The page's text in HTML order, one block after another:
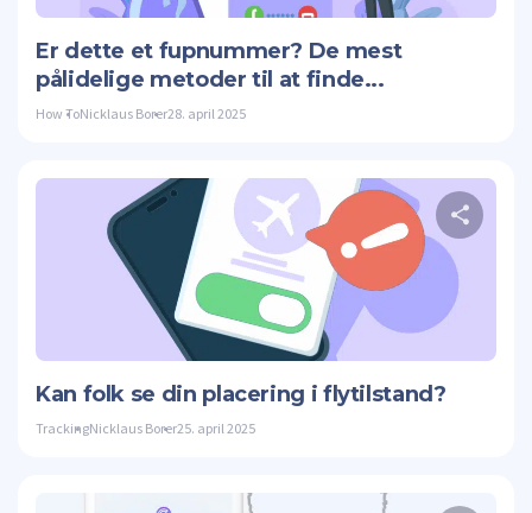
Er dette et fupnummer? De mest
pålidelige metoder til at finde...
How ToNicklaus Borer28. april 2025
Kan folk se din placering i flytilstand?
TrackingNicklaus Borer25. april 2025